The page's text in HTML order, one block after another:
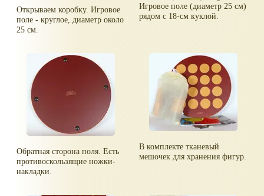
Открываем коробку. Игровое
поле - круглое, диаметр около
25 см.
Игровое поле (диаметр 25 см)
рядом с 18-см куклой.
Обратная сторона поля. Есть
противоскользящие ножки-
накладки.
В комплекте тканевый
мешочек для хранения фигур.